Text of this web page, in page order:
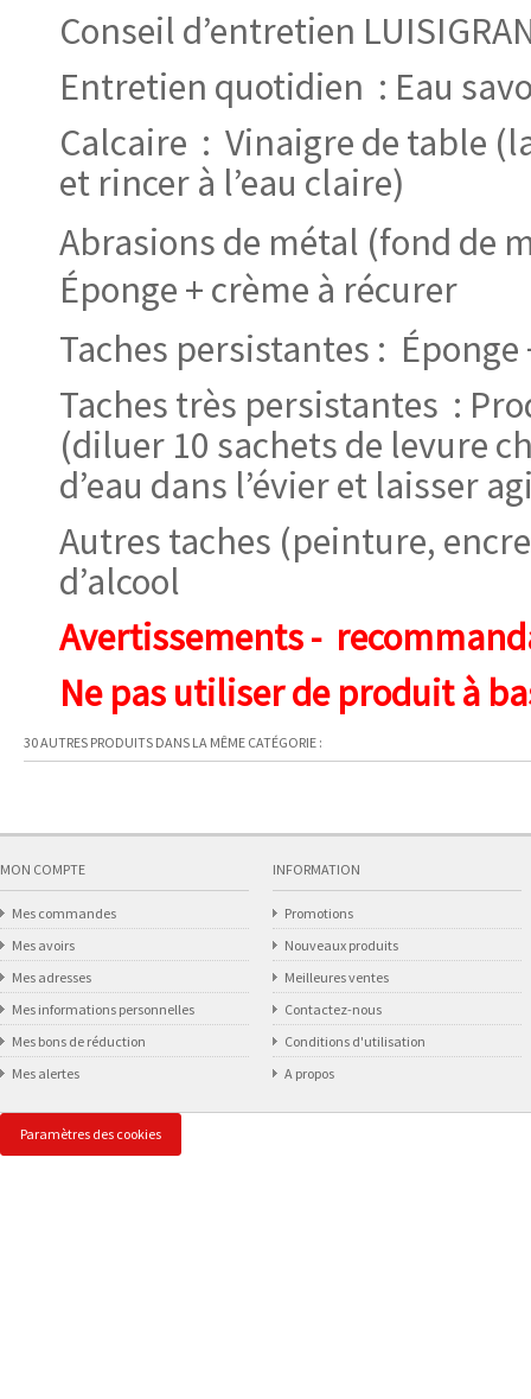
Conseil d’entretien
Entretien quotidien : Eau
Calcaire : Vinaigre de table
et rincer à l’eau claire)
Abrasions de métal (fond de
Éponge + crème à récurer
Taches persistantes :
Taches très persistantes :
(diluer 10 sachets de levure
d’eau dans l’évier et laisser
Autres taches (peinture,
d’alcool
Avertissements -
Ne pas utiliser de produit à
30 AUTRES PRODUITS DANS LA MÊME CATÉGORIE :
MON COMPTE
Mes commandes
Mes avoirs
Mes adresses
Mes informations personnelles
Mes bons de réduction
Mes alertes
INFORMATION
Promotions
Nouveaux produits
Meilleures ventes
Contactez-nous
Conditions d'utilisation
A propos
Paramètres des cookies